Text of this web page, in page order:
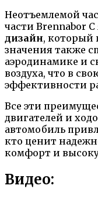
Неотъемлемой
части Brennabor C
дизайн, который
значения также
аэродинамике и
воздуха, что в
эффективности
Все эти
двигателей и
автомобиль
кто ценит
комфорт и
Видео: